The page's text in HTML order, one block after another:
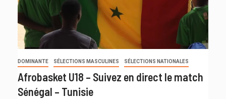
DOMINANTE SÉLECTIONS MASCULINES SÉLECTIONS NATIONALES
Afrobasket U18 – Suivez en direct le match
Sénégal – Tunisie